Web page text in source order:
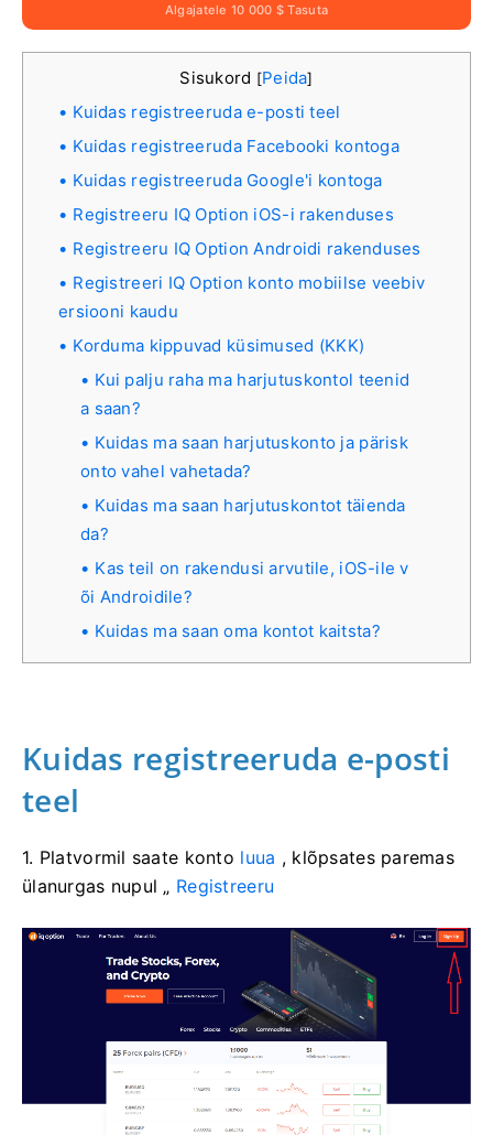
Algajatele 10 000 $ Tasuta
Sisukord [Peida]
Kuidas registreeruda e-posti teel
Kuidas registreeruda Facebooki kontoga
Kuidas registreeruda Google'i kontoga
Registreeru IQ Option iOS-i rakenduses
Registreeru IQ Option Androidi rakenduses
Registreeri IQ Option konto mobiilse veebiv
ersiooni kaudu
Korduma kippuvad küsimused (KKK)
Kui palju raha ma harjutuskontol teenid
a saan?
Kuidas ma saan harjutuskonto ja pärisk
onto vahel vahetada?
Kuidas ma saan harjutuskontot täienda
da?
Kas teil on rakendusi arvutile, iOS-ile v
õi Androidile?
Kuidas ma saan oma kontot kaitsta?
Kuidas registreeruda e-posti
teel
1. Platvormil saate konto luua , klõpsates paremas
ülanurgas nupul „ Registreeru